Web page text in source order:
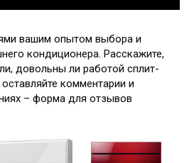
вашим опытом выбора и
кондиционера. Расскажите,
довольны ли работой сплит-
комментарии и
– форма для отзывов